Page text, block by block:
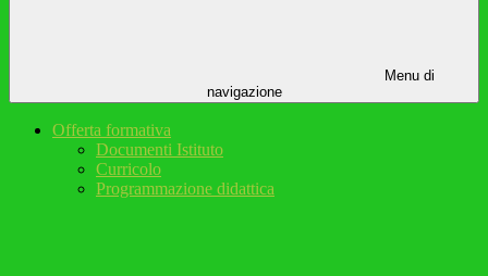
Menu di
navigazione
Offerta formativa
Documenti Istituto
Curricolo
Programmazione didattica